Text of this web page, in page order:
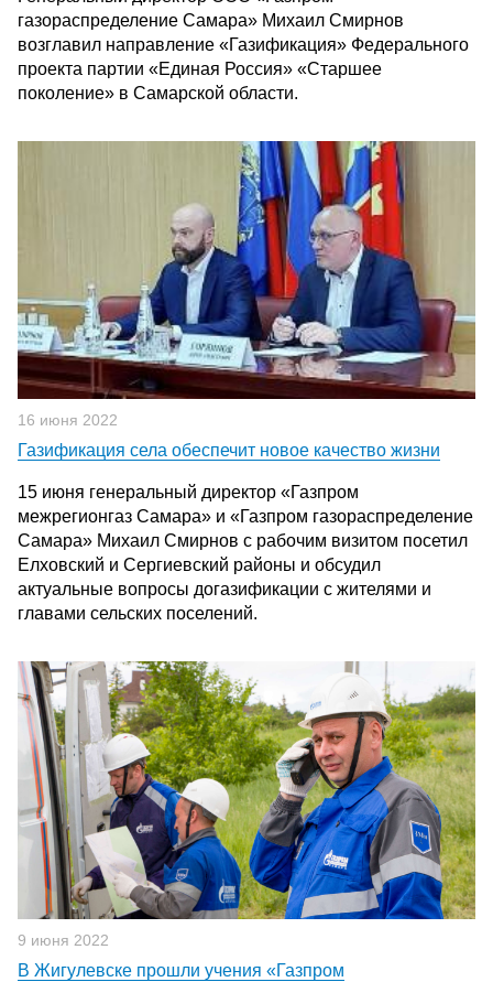
газораспределение Самара» Михаил Смирнов
возглавил направление «Газификация» Федерального
проекта партии «Единая Россия» «Старшее
поколение» в Самарской области.
16 июня 2022
Газификация села обеспечит новое качество жизни
15 июня генеральный директор «Газпром
межрегионгаз Самара» и «Газпром газораспределение
Самара» Михаил Смирнов с рабочим визитом посетил
Елховский и Сергиевский районы и обсудил
актуальные вопросы догазификации с жителями и
главами сельских поселений.
9 июня 2022
В Жигулевске прошли учения «Газпром